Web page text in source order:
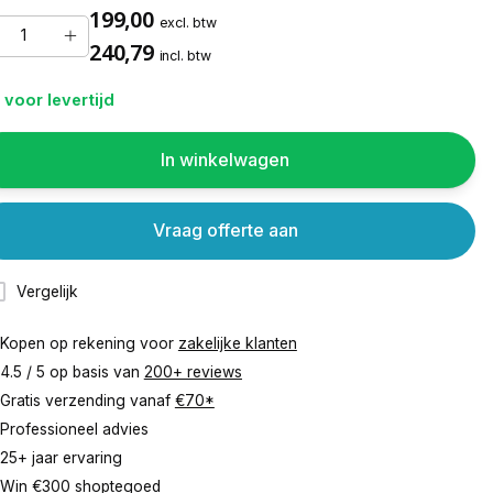
199,00 excl. btw
240,79 incl. btw
voor levertijd
In winkelwagen
Vergelijk
Vraag offerte aan
Kopen op rekening voor zakelijke klanten
4.5 / 5 op basis van 200+ reviews
Gratis verzending vanaf €70*
Professioneel advies
25+ jaar ervaring
Win €300 shoptegoed